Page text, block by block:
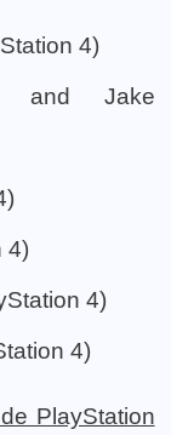
4)
and Jake
4)
4)
4)
PlayStation